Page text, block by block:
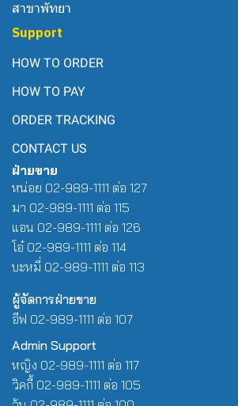
สาขาพัทยา
Support
HOW TO ORDER
HOW TO PAY
ORDER TRACKING
CONTACT US
ฝ่ายขาย
หน่อย 02-989-1111 ต่อ 127
มา 02-989-1111 ต่อ 115
แอน 02-989-1111 ต่อ 126
โอ๋ 02-989-1111 ต่อ 114
บะหมี่ 02-989-1111 ต่อ 113
ผู้จัดการฝ่ายขาย
อีฟ 02-989-1111 ต่อ 107
Admin Support
หญิง 02-989-1111 ต่อ 117
วิคกี้ 02-989-1111 ต่อ 105